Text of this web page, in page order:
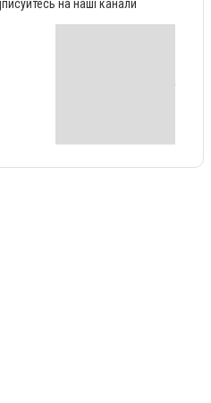
на наші канали